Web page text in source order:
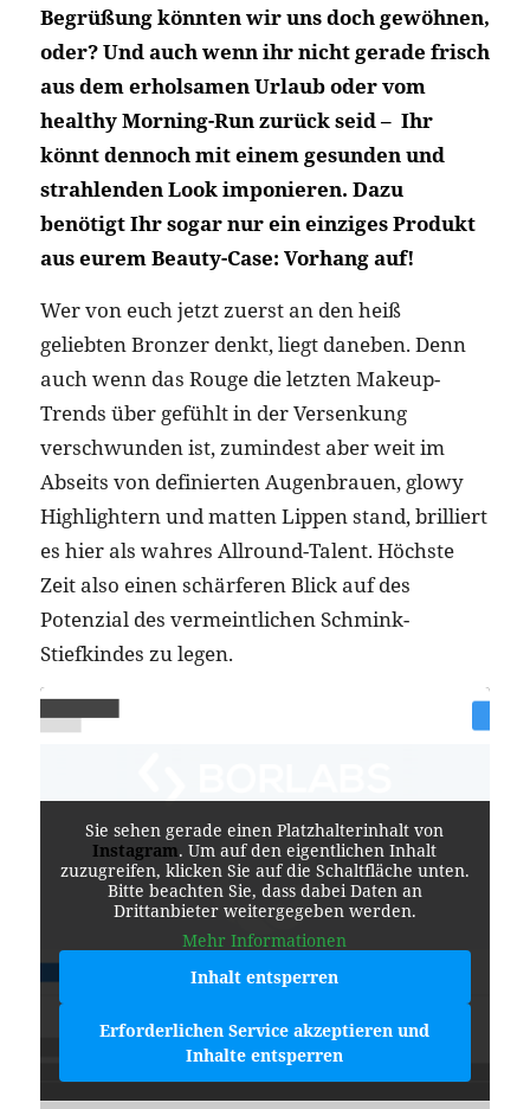
Begrüßung könnten wir uns doch gewöhnen,
oder? Und auch wenn ihr nicht gerade frisch
aus dem erholsamen Urlaub oder vom
healthy Morning-Run zurück seid – Ihr
könnt dennoch mit einem gesunden und
strahlenden Look imponieren. Dazu
benötigt Ihr sogar nur ein einziges Produkt
aus eurem Beauty-Case: Vorhang auf!
Wer von euch jetzt zuerst an den heiß
geliebten Bronzer denkt, liegt daneben. Denn
auch wenn das Rouge die letzten Makeup-
Trends über gefühlt in der Versenkung
verschwunden ist, zumindest aber weit im
Abseits von definierten Augenbrauen, glowy
Highlightern und matten Lippen stand, brilliert
es hier als wahres Allround-Talent. Höchste
Zeit also einen schärferen Blick auf des
Potenzial des vermeintlichen Schmink-
Stiefkindes zu legen.
Sie sehen gerade einen Platzhalterinhalt von
Instagram. Um auf den eigentlichen Inhalt
zuzugreifen, klicken Sie auf die Schaltfläche unten.
Bitte beachten Sie, dass dabei Daten an
Drittanbieter weitergegeben werden.
Mehr Informationen
Inhalt entsperren
Erforderlichen Service akzeptieren und
Inhalte entsperren